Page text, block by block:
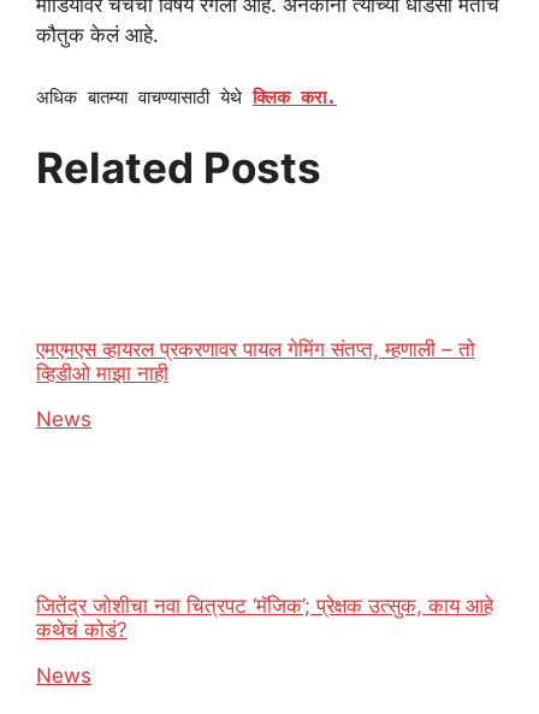
मीडियावर चर्चेचा विषय रंगला आहे. अनेकांनी त्यांच्या धाडसी मताचं
कौतुक केलं आहे.
अधिक बातम्या वाचण्यासाठी येथेक्लिक करा.
Related Posts
एमएमएस व्हायरल प्रकरणावर पायल गेमिंग संतप्त, म्हणाली – तो
व्हिडीओ माझा नाही
In relation to
News
जितेंद्र जोशीचा नवा चित्रपट ‘मॅजिक’; प्रेक्षक उत्सुक, काय आहे
कथेचं कोडं?
In relation to
News